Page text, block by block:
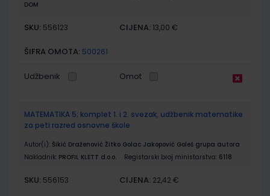
DOM
SKU: 556123 CIJENA: 13,00 €
ŠIFRA OMOTA: 500261
Udžbenik Omot
MATEMATIKA 5; komplet 1. i 2. svezak, udžbenik matematike
za peti razred osnovne škole
Autor(i): Šikić Draženović Žitko Golac Jakopović Goleš grupa autora
Nakladnik: PROFIL KLETT d.o.o. Registarski broj ministarstva: 6118
SKU: 556153 CIJENA: 22,42 €